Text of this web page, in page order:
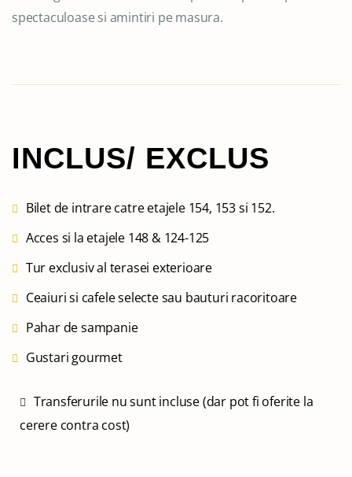
spectaculoase si amintiri pe masura.
INCLUS/ EXCLUS
Bilet de intrare catre etajele 154, 153 si 152.
Acces si la etajele 148 & 124-125
Tur exclusiv al terasei exterioare
Ceaiuri si cafele selecte sau bauturi racoritoare
Pahar de sampanie
Gustari gourmet
Transferurile nu sunt incluse (dar pot fi oferite la
cerere contra cost)